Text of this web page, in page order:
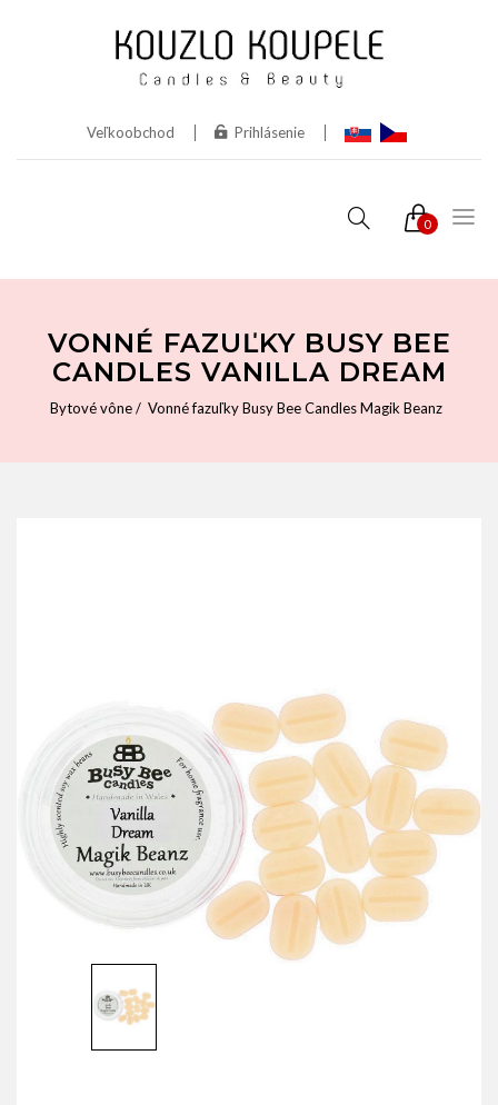
Veľkoobchod Prihlásenie
0
VONNÉ FAZUĽKY BUSY BEE
CANDLES VANILLA DREAM
Bytové vône Vonné fazuľky Busy Bee Candles Magik Beanz